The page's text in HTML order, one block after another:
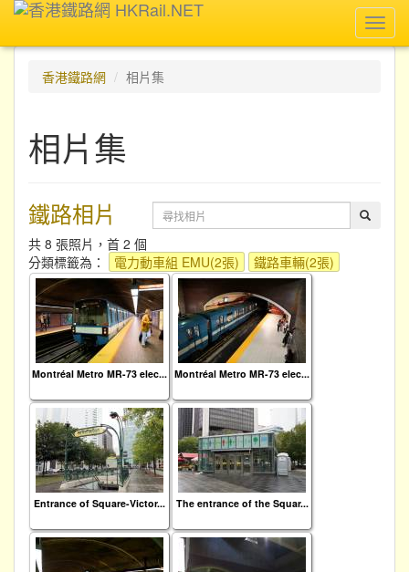
香港鐵路網
相片集
相片集
鐵路相片
共 8 張照片，首 2 個
分類標籤為：
電力動車組 EMU(2張) 鐵路車輛(2張)
Montréal Metro MR-73 elec... Montréal Metro MR-73 elec...
Entrance of Square-Victor... The entrance of the Squar...